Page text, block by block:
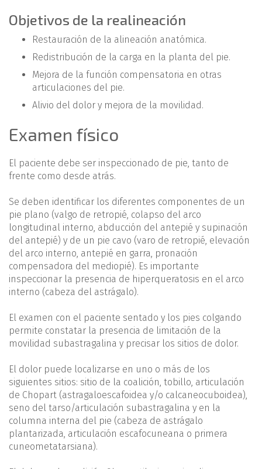
Objetivos de la realineación
Restauración de la alineación anatómica.
Redistribución de la carga en la planta del pie.
Mejora de la función compensatoria en otras
articulaciones del pie.
Alivio del dolor y mejora de la movilidad.
Examen físico
El paciente debe ser inspeccionado de pie, tanto de
frente como desde atrás.
Se deben identificar los diferentes componentes de un
pie plano (valgo de retropié, colapso del arco
longitudinal interno, abducción del antepié y supinación
del antepié) y de un pie cavo (varo de retropié, elevación
del arco interno, antepié en garra, pronación
compensadora del mediopié). Es importante
inspeccionar la presencia de hiperqueratosis en el arco
interno (cabeza del astrágalo).
El examen con el paciente sentado y los pies colgando
permite constatar la presencia de limitación de la
movilidad subastragalina y precisar los sitios de dolor.
El dolor puede localizarse en uno o más de los
siguientes sitios: sitio de la coalición, tobillo, articulación
de Chopart (astragaloescafoidea y/o calcaneocuboidea),
seno del tarso/articulación subastragalina y en la
columna interna del pie (cabeza de astrágalo
plantarizada, articulación escafocuneana o primera
cuneometatarsiana).